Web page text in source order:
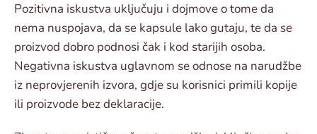
Pozitivna iskustva uključuju i dojmove o tome da
nema nuspojava, da se kapsule lako gutaju, te da se
proizvod dobro podnosi čak i kod starijih osoba.
Negativna iskustva uglavnom se odnose na narudžbe
iz neprovjerenih izvora, gdje su korisnici primili kopije
ili proizvode bez deklaracije.